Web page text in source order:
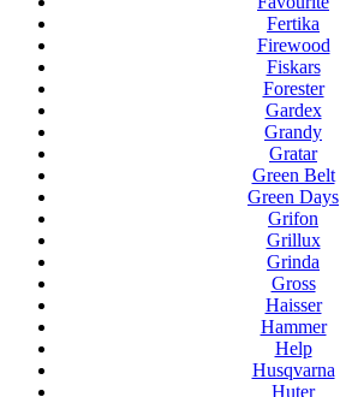
Fertika
Firewood
Fiskars
Forester
Gardex
Grandy
Gratar
Green Belt
Green Days
Grifon
Grillux
Grinda
Gross
Haisser
Hammer
Help
Husqvarna
Huter